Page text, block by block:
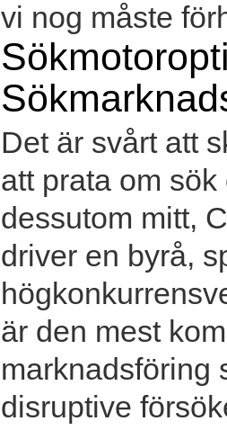
vi nog måste
Det är svårt att
att prata om
dessutom mitt,
driver en byrå,
är den mest
marknadsföring
disruptive